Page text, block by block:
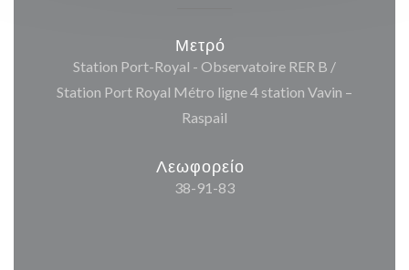
Μετρό
Station Port-Royal - Observatoire RER B /
Station Port Royal Métro ligne 4 station Vavin –
Raspail
Λεωφορείο
38-91-83